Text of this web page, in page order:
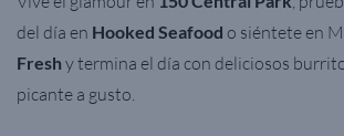
del día en Hooked Seafood o siéntete en
Fresh y termina el día con deliciosos
picante a gusto.